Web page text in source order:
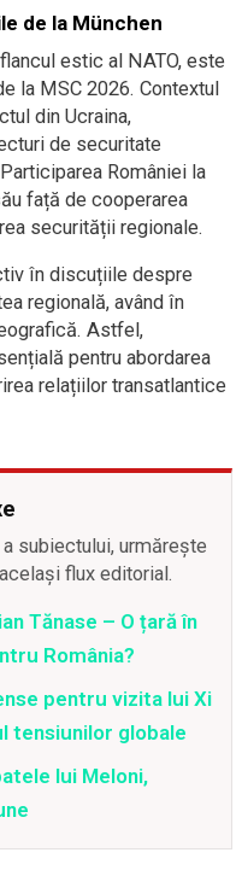
de la München
estic al NATO, este
la MSC 2026. Contextul
din Ucraina,
de securitate
României la
față de cooperarea
securității regionale.
în discuțiile despre
regională, având în
Astfel,
pentru abordarea
relațiilor transatlantice
subiectului, urmărește
flux editorial.
Tănase – O țară în
România?
pentru vizita lui Xi
tensiunilor globale
lui Meloni,